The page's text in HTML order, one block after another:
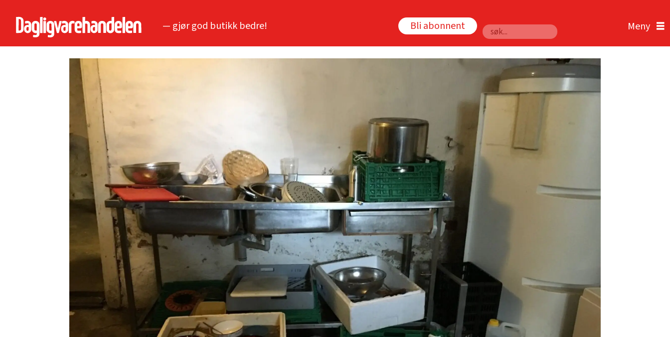
— gjør god butikk bedre! Bli abonnent
Søk